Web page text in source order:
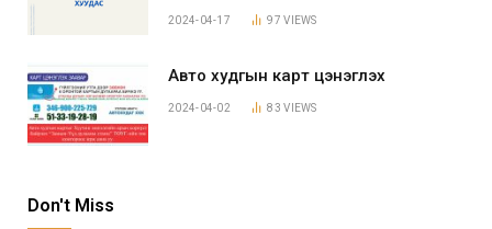
2024-04-17 97VIEWS
Авто худгын карт цэнэглэх
2024-04-02 83VIEWS
Don't Miss